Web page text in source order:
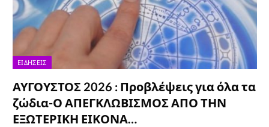
ΕΙΔΉΣΕΙΣ
ΑΥΓΟΥΣΤΟΣ 2026 : Προβλέψεις για όλα τα
ζώδια-Ο ΑΠΕΓΚΛΩΒΙΣΜΟΣ ΑΠΟ ΤΗΝ
ΕΞΩΤΕΡΙΚΗ ΕΙΚΟΝΑ…